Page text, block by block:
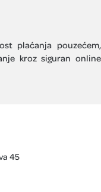
plaćanja pouzećem,
kroz siguran online
45